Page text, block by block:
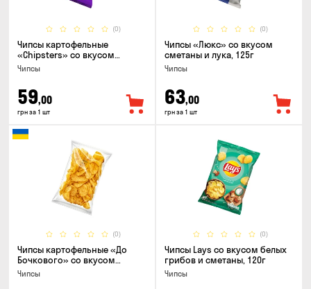
(0)
Чипсы картофельные
«Chipsters» со вкусом
острый удон, 100г
Чипсы
59,00
грн за 1 шт
(0)
Чипсы «Люкс» со вкусом
сметаны и лука, 125г
Чипсы
63,00
грн за 1 шт
(0)
Чипсы картофельные «До
Бочкового» со вкусом
сметаны с зеленью, 100г
Чипсы
(0)
Чипсы Lays со вкусом белых
грибов и сметаны, 120г
Чипсы